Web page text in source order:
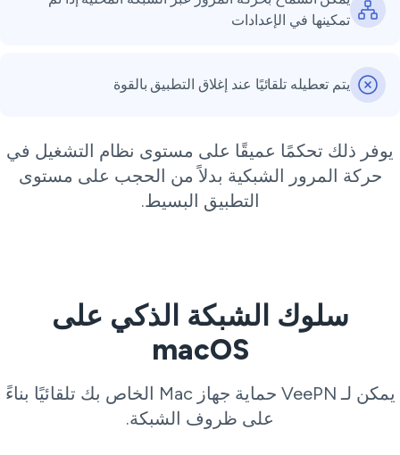
تمكينها في الإعدادات
يتم تعطيله تلقائيًا عند إغلاق التطبيق بالقوة
ذلك تحكمًا عميقًا على مستوى نظام التشغيل في
حركة المرور الشبكية بدلاً من الحجب على مستوى
التطبيق البسيط.
سلوك الشبكة الذكي على
macOS
يمكن لـ VeePN حماية جهاز Mac الخاص بك تلقائيًا بناءً
على ظروف الشبكة.